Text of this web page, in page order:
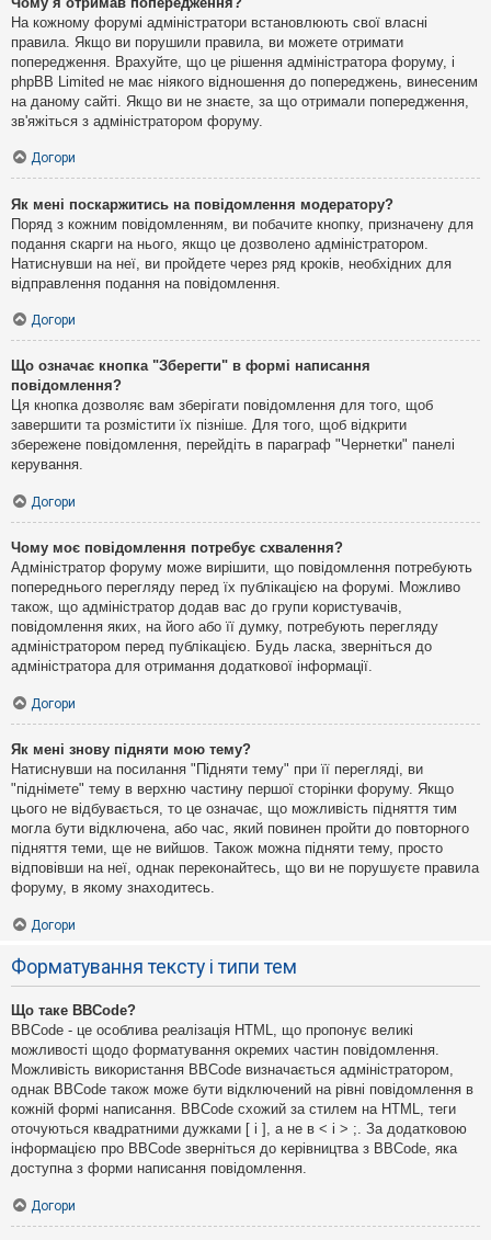
На кожному форумі адміністратори встановлюють свої власні
правила. Якщо ви порушили правила, ви можете отримати
попередження. Врахуйте, що це рішення адміністратора форуму, і
phpBB Limited не має ніякого відношення до попереджень, винесеним
на даному сайті. Якщо ви не знаєте, за що отримали попередження,
зв'яжіться з адміністратором форуму.
Догори
Як мені поскаржитись на повідомлення модератору?
Поряд з кожним повідомленням, ви побачите кнопку, призначену для
подання скарги на нього, якщо це дозволено адміністратором.
Натиснувши на неї, ви пройдете через ряд кроків, необхідних для
відправлення подання на повідомлення.
Догори
Що означає кнопка "Зберегти" в формі написання
повідомлення?
Ця кнопка дозволяє вам зберігати повідомлення для того, щоб
завершити та розмістити їх пізніше. Для того, щоб відкрити
збережене повідомлення, перейдіть в параграф "Чернетки" панелі
керування.
Догори
Чому моє повідомлення потребує схвалення?
Адміністратор форуму може вирішити, що повідомлення потребують
попереднього перегляду перед їх публікацією на форумі. Можливо
також, що адміністратор додав вас до групи користувачів,
повідомлення яких, на його або її думку, потребують перегляду
адміністратором перед публікацією. Будь ласка, зверніться до
адміністратора для отримання додаткової інформації.
Догори
Як мені знову підняти мою тему?
Натиснувши на посилання "Підняти тему" при її перегляді, ви
"піднімете" тему в верхню частину першої сторінки форуму. Якщо
цього не відбувається, то це означає, що можливість підняття тим
могла бути відключена, або час, який повинен пройти до повторного
підняття теми, ще не вийшов. Також можна підняти тему, просто
відповівши на неї, однак переконайтесь, що ви не порушуєте правила
форуму, в якому знаходитесь.
Догори
Форматування тексту і типи тем
Що таке BBCode?
BBCode - це особлива реалізація HTML, що пропонує великі
можливості щодо форматування окремих частин повідомлення.
Можливість використання BBCode визначається адміністратором,
однак BBCode також може бути відключений на рівні повідомлення в
кожній формі написання. BBCode схожий за стилем на HTML, теги
оточуються квадратними дужками [ і ], а не в < і > ;. За додатковою
інформацією про BBCode зверніться до керівництва з BBCode, яка
доступна з форми написання повідомлення.
Догори